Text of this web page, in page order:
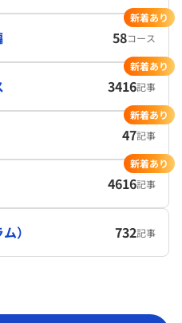
58コース
新着あり
3416記事
新着あり
47記事
新着あり
4616記事
新着あり
） 732記事